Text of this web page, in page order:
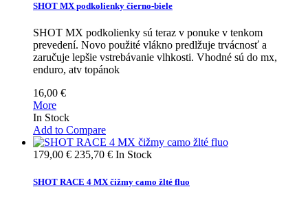
SHOT MX podkolienky čierno-biele
SHOT MX podkolienky sú teraz v ponuke v tenkom
prevedení. Novo použité vlákno predlžuje trvácnosť a
zaručuje lepšie vstrebávanie vlhkosti. Vhodné sú do mx,
enduro, atv topánok
16,00 €
More
In Stock
Add to Compare
179,00 € 235,70 € In Stock
SHOT RACE 4 MX čižmy camo žlté fluo